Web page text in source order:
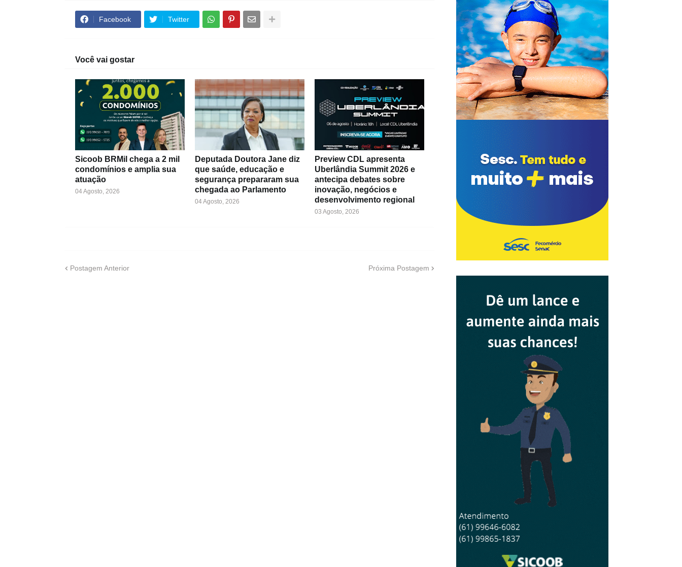
Facebook Twitter
Você vai gostar
Sicoob BRMil chega a 2 mil
condomínios e amplia sua
atuação
04 Agosto, 2026
Deputada Doutora Jane diz
que saúde, educação e
segurança prepararam sua
chegada ao Parlamento
04 Agosto, 2026
Preview CDL apresenta
Uberlândia Summit 2026 e
antecipa debates sobre
inovação, negócios e
desenvolvimento regional
03 Agosto, 2026
Postagem Anterior Próxima Postagem